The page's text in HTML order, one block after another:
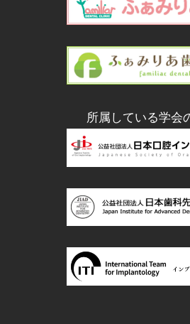
所属している学会